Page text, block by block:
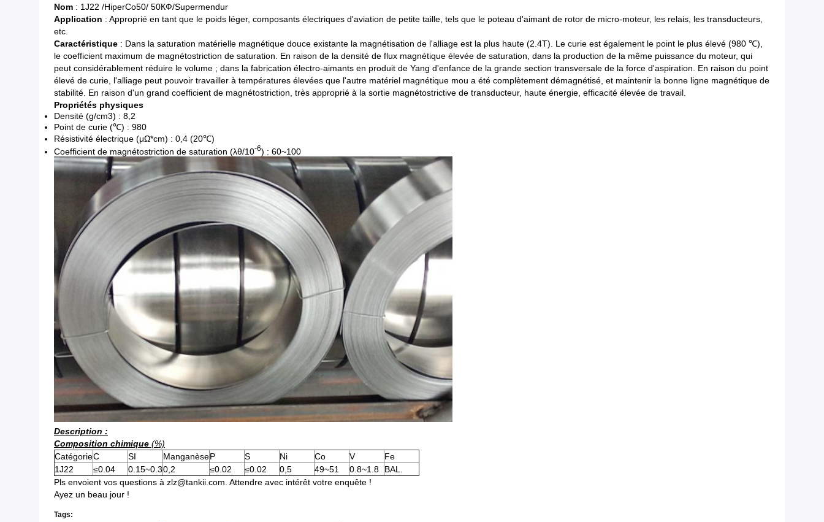
Nom : 1J22 /HiperCo50/ 50КФ/Supermendur
Application : Approprié en tant que le poids léger, composants électriques d'aviation de petite taille, tels que le poteau d'aimant de rotor de micro-moteur, les relais, les transducteurs,
etc.
Caractéristique : Dans la saturation matérielle magnétique douce existante la magnétisation de l'alliage est la plus haute (2.4T). Le curie est également le point le plus élevé (980 ℃),
le coefficient maximum de magnétostriction de saturation. En raison de la densité de flux magnétique élevée de saturation, dans la production de la même puissance du moteur, qui
peut considérablement réduire le volume ; dans la fabrication électro-aimants en produit de Yang d'enfance de la grande section transversale de la force d'aspiration. En raison du point
élevé de curie, l'alliage peut pouvoir travailler à températures élevées que l'autre matériel magnétique mou a été complètement démagnétisé, et maintenir la bonne ligne magnétique de
stabilité. En raison d'un grand coefficient de magnétostriction, très approprié à la sortie magnétostrictive de transducteur, haute énergie, efficacité élevée de travail.
Propriétés physiques
Densité (g/cm3) : 8,2
Point de curie (℃) : 980
Résistivité électrique (μΩ*cm) : 0,4 (20℃)
Coefficient de magnétostriction de saturation (λθ/10-6) : 60~100
Description :
Composition chimique (%)
CatégorieC SI ManganèseP S Ni Co V
Fe
1J22
≤0.04 0.15~0.30,2 ≤0.02 ≤0.02 0,5 49~51 0.8~1.8
BAL.
Pls envoient vos questions à zlz@tankii.com. Attendre avec intérêt votre enquête !
Ayez un beau jour !
Tags: